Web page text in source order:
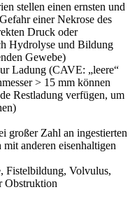
stellen einen ernsten und
einer Nekrose des
Druck oder
Hydrolyse und Bildung
Gewebe)
Ladung (CAVE: „leere“
> 15 mm können
Restladung verfügen, um
großer Zahl an ingestierten
anderen eisenhaltigen
Fistelbildung, Volvulus,
Obstruktion